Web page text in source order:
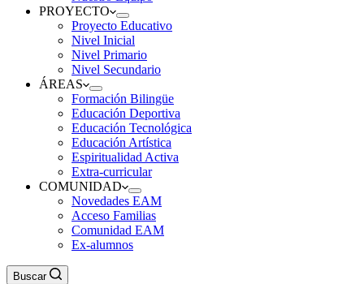
PROYECTO
Proyecto Educativo
Nivel Inicial
Nivel Primario
Nivel Secundario
ÁREAS
Formación Bilingüe
Educación Deportiva
Educación Tecnológica
Educación Artística
Espiritualidad Activa
Extra-curricular
COMUNIDAD
Novedades EAM
Acceso Familias
Comunidad EAM
Ex-alumnos
Buscar